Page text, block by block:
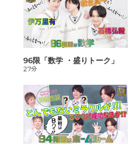
96限「数学 ・盛りトーク」
27分